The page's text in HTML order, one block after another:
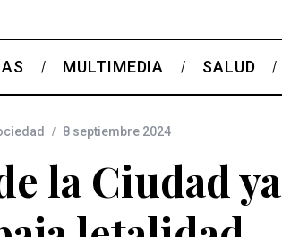
MULTIMEDIA SALUD
8 septiembre 2024
la Ciudad ya